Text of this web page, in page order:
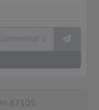
in 67105